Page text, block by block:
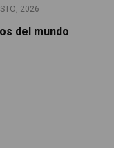
2026
del mundo